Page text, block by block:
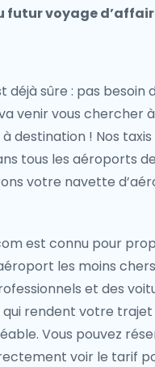
futur voyage
déjà sûre : pas besoin
venir vous chercher
destination ! Nos
tous les aéroports
votre navette
est connu pour
les moins
et des
rendent votre trajet
Vous pouvez
voir le tarif